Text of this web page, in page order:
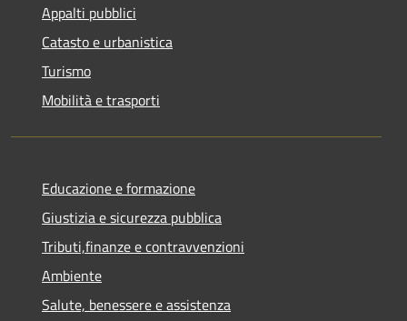
Appalti pubblici
Catasto e urbanistica
Turismo
Mobilità e trasporti
Educazione e formazione
Giustizia e sicurezza pubblica
Tributi,finanze e contravvenzioni
Ambiente
Salute, benessere e assistenza